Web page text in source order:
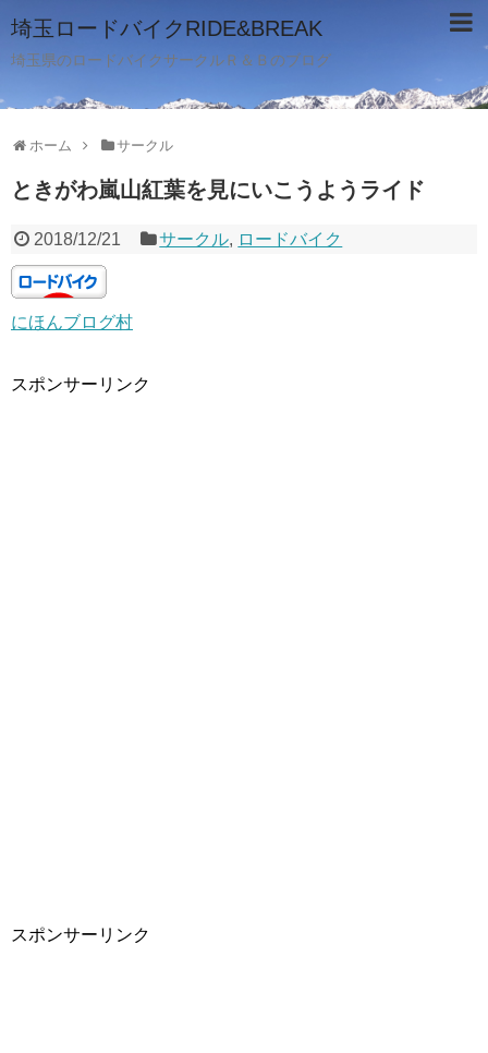
埼玉ロードバイクRIDE&BREAK
埼玉県のロードバイクサークルＲ＆Ｂのブログ
ホーム サークル
ときがわ嵐山紅葉を見にいこうようライド
2018/12/21 サークル, ロードバイク
にほんブログ村
スポンサーリンク
スポンサーリンク